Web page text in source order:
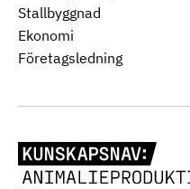
Stallbyggnad
Ekonomi
Företagsledning